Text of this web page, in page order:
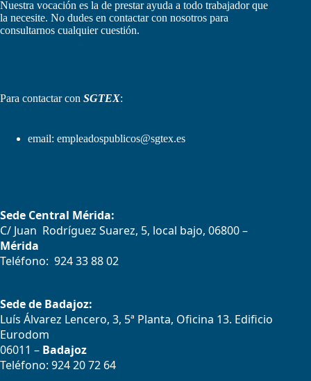
Nuestra vocación es la de prestar ayuda a todo trabajador que
la necesite. No dudes en contactar con nosotros para
consultarnos cualquier cuestión.
Para contactar con SGTEX:
email: empleadospublicos@sgtex.es
Sede Central Mérida:
C/ Juan Rodríguez Suarez, 5, local bajo, 06800 –
Mérida
Teléfono: 924 33 88 02
Sede de Badajoz:
Luís Álvarez Lencero, 3, 5ª Planta, Oficina 13. Edificio
Eurodom
06011 – Badajoz
Teléfono: 924 20 72 64